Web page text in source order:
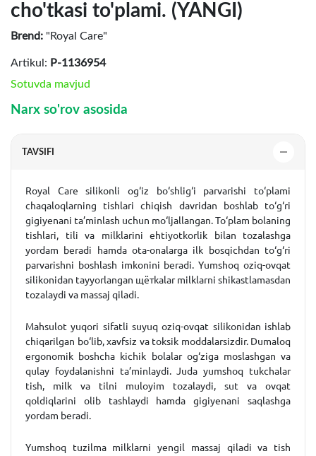
cho'tkasi to'plami. (YANGI)
Brend: "Royal Care"
Artikul: P-1136954
Sotuvda mavjud
Narx so'rov asosida
TAVSIFI
Royal Care silikonli og‘iz bo‘shlig‘i parvarishi to‘plami
chaqaloqlarning tishlari chiqish davridan boshlab to‘g‘ri
gigiyenani ta’minlash uchun mo‘ljallangan. To‘plam bolaning
tishlari, tili va milklarini ehtiyotkorlik bilan tozalashga
yordam beradi hamda ota-onalarga ilk bosqichdan to‘g‘ri
parvarishni boshlash imkonini beradi. Yumshoq oziq-ovqat
silikonidan tayyorlangan щётkalar milklarni shikastlamasdan
tozalaydi va massaj qiladi.
Mahsulot yuqori sifatli suyuq oziq-ovqat silikonidan ishlab
chiqarilgan bo‘lib, xavfsiz va toksik moddalarsizdir. Dumaloq
ergonomik boshcha kichik bolalar og‘ziga moslashgan va
qulay foydalanishni ta’minlaydi. Juda yumshoq tukchalar
tish, milk va tilni muloyim tozalaydi, sut va ovqat
qoldiqlarini olib tashlaydi hamda gigiyenani saqlashga
yordam beradi.
Yumshoq tuzilma milklarni yengil massaj qiladi va tish